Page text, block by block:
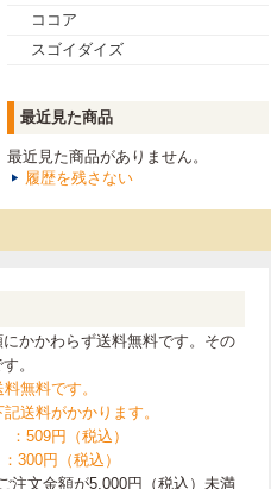
ココア
スゴイダイズ
最近見た商品
最近見た商品がありません。
履歴を残さない
かかわらず送料無料です。その
。
無料です。
送料がかかります。
509円（税込）
円（税込）
注文金額が5,000円（税込）未満